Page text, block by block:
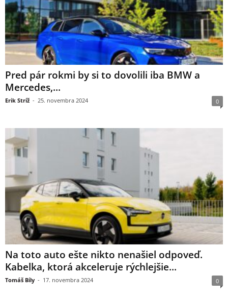
Pred pár rokmi by si to dovolili iba BMW a
Mercedes,...
Erik Stríž - 25. novembra 2024 0
Na toto auto ešte nikto nenašiel odpoveď.
Kabelka, ktorá akceleruje rýchlejšie...
Tomáš Bíly - 17. novembra 2024 0